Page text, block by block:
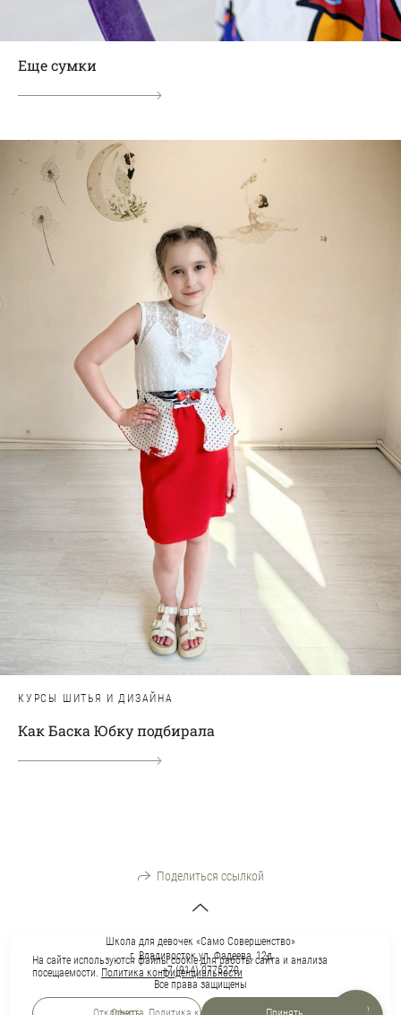
Еще сумки
КУРСЫ ШИТЬЯ И ДИЗАЙНА
Как Баска Юбку подбирала
Поделиться ссылкой
Школа для девочек «Само Совершенство»
г. Владивосток ул. Фадеева, 12д
+7 (914) 0775270
Все права защищены
На сайте используются файлы cookie для работы сайта и анализа
посещаемости. Политика конфиденциальности